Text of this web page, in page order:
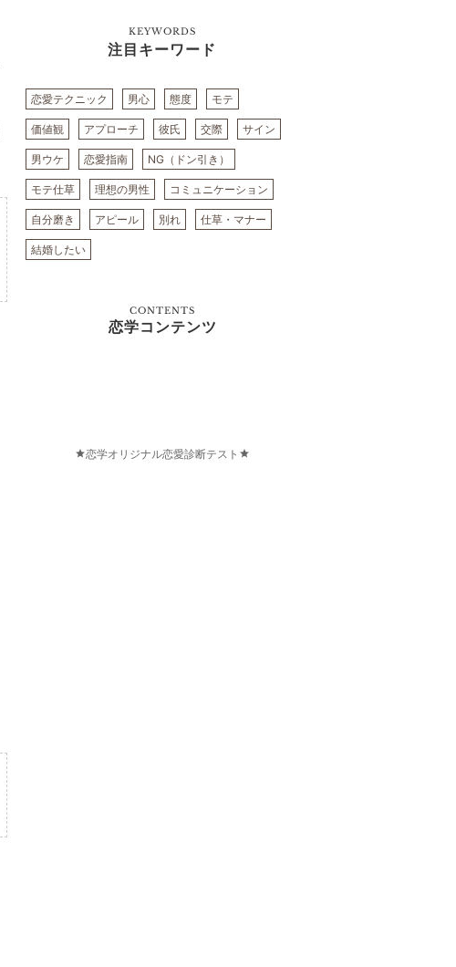
KEYWORDS
注目キーワード
恋愛テクニック 男心 態度 モテ
価値観 アプローチ 彼氏 交際 サイン
男ウケ 恋愛指南 NG（ドン引き）
モテ仕草 理想の男性 コミュニケーション
自分磨き アピール 別れ 仕草・マナー
結婚したい
CONTENTS
恋学コンテンツ
恋学オリジナル恋愛診断テスト